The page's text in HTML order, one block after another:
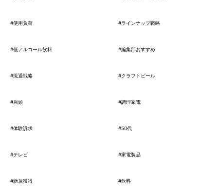
#使用負荷 #ラインナップ戦略
#低アルコール飲料 #編集部おすすめ
#流通戦略 #クラフトビール
#店頭 #調理家電
#体験訴求 #50代
#テレビ #家電製品
#新規獲得 #飲料